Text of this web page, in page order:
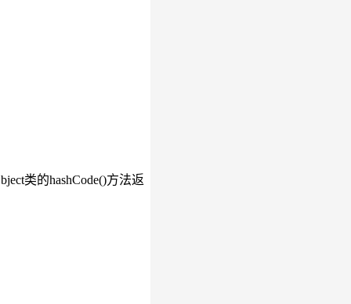
类的hashCode()方法返